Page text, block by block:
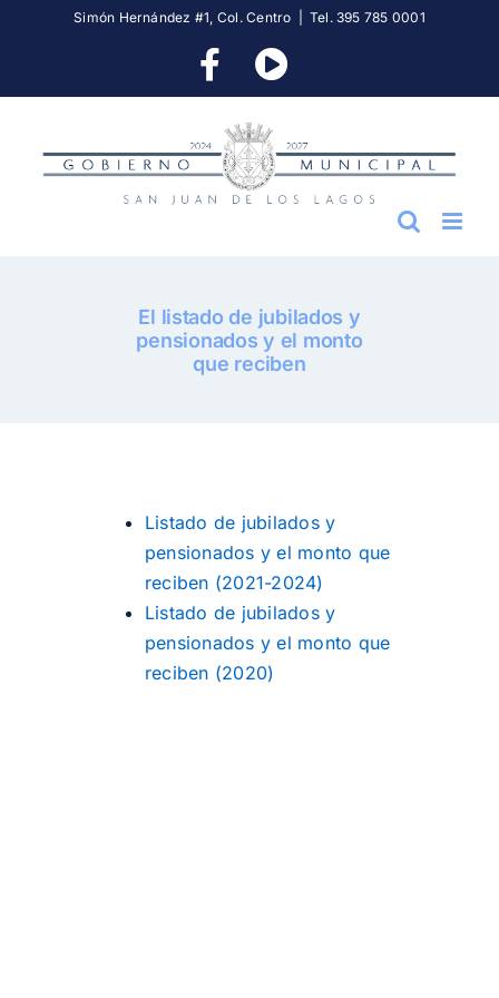
Simón Hernández #1, Col. Centro Tel. 395 785 0001
FacebookYouTube
El listado de jubilados y
pensionados y el monto
que reciben
Listado de jubilados y
pensionados y el monto que
reciben (2021-2024)
Listado de jubilados y
pensionados y el monto que
reciben (2020)